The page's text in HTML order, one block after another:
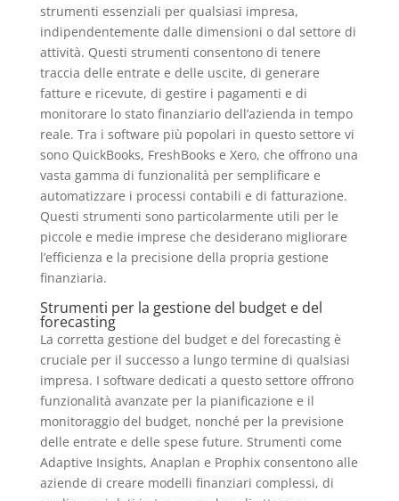
strumenti essenziali per qualsiasi impresa,
indipendentemente dalle dimensioni o dal settore di
attività. Questi strumenti consentono di tenere
traccia delle entrate e delle uscite, di generare
fatture e ricevute, di gestire i pagamenti e di
monitorare lo stato finanziario dell’azienda in tempo
reale. Tra i software più popolari in questo settore vi
sono QuickBooks, FreshBooks e Xero, che offrono una
vasta gamma di funzionalità per semplificare e
automatizzare i processi contabili e di fatturazione.
Questi strumenti sono particolarmente utili per le
piccole e medie imprese che desiderano migliorare
l’efficienza e la precisione della propria gestione
finanziaria.
Strumenti per la gestione del budget e del
forecasting
La corretta gestione del budget e del forecasting è
cruciale per il successo a lungo termine di qualsiasi
impresa. I software dedicati a questo settore offrono
funzionalità avanzate per la pianificazione e il
monitoraggio del budget, nonché per la previsione
delle entrate e delle spese future. Strumenti come
Adaptive Insights, Anaplan e Prophix consentono alle
aziende di creare modelli finanziari complessi, di